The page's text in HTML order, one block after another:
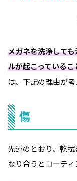
メガネを洗浄して
ルが起こっている
は、下記の理由が考
傷
先述のとおり、乾
なり合うとコーテ